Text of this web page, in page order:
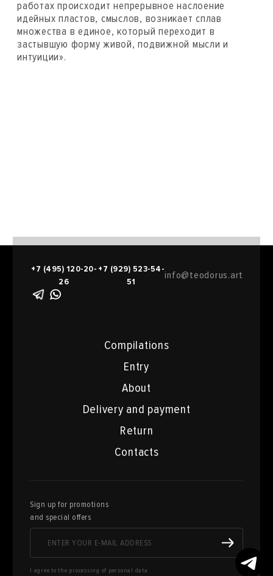
работах происходит непрерывное наслоение
идейных пластов, смыслов, возникает сплав
множества в единое, который переходит в
застывшую форму живой, подвижной мысли и
интуиции».
Compilations
Entry
About
Delivery and payment
Return
Contacts
+7 (495) 120-20-
26
+7 (929) 523-54-
51
info@teodorus.art
Sign up for promotions
and special offers
I agree to the processing of personal data